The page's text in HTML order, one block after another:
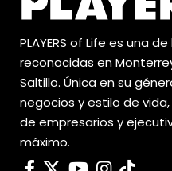
PLAYERS of Life es una
reconocidas en
Saltillo. Única en su
negocios y estilo de
de empresarios y
máximo.